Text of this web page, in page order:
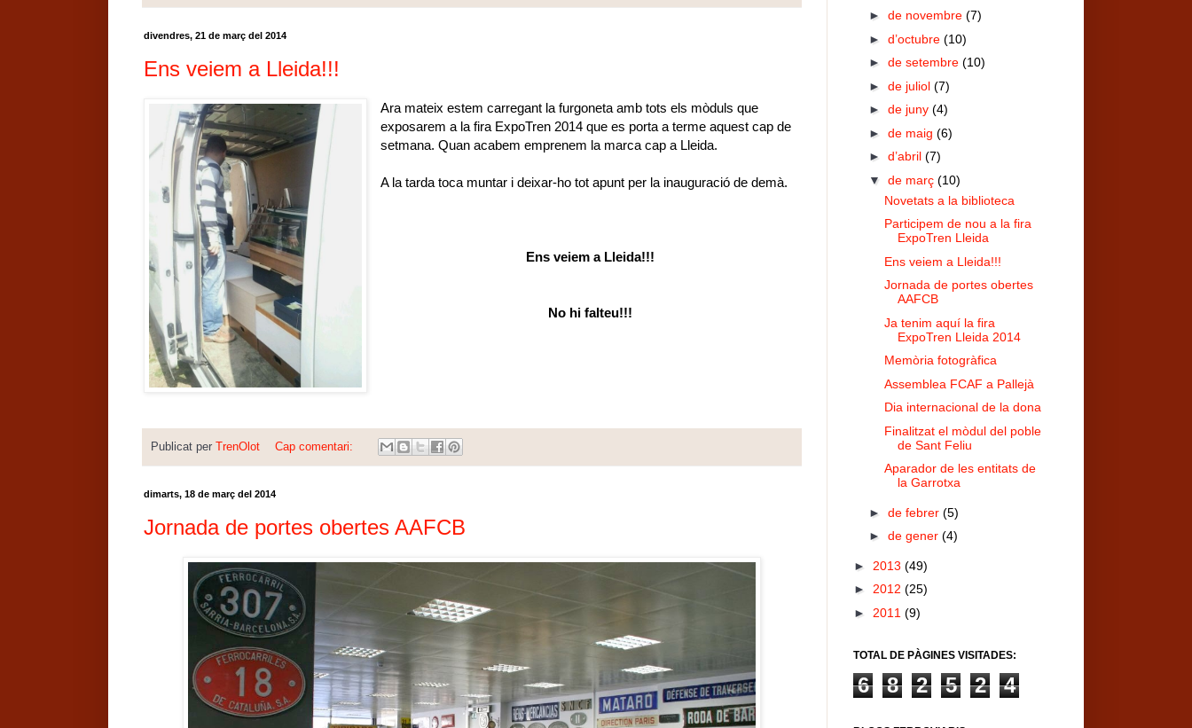
divendres, 21 de març del 2014
Ens veiem a Lleida!!!
Ara mateix estem carregant la furgoneta amb tots els mòduls que
exposarem a la fira ExpoTren 2014 que es porta a terme aquest cap de
setmana. Quan acabem emprenem la marca cap a Lleida.
A la tarda toca muntar i deixar-ho tot apunt per la inauguració de demà.
Ens veiem a Lleida!!!
No hi falteu!!!
Publicat per TrenOlot Cap comentari:
dimarts, 18 de març del 2014
Jornada de portes obertes AAFCB
► de novembre (7)
► d’octubre (10)
► de setembre (10)
► de juliol (7)
► de juny (4)
► de maig (6)
► d’abril (7)
▼ de març (10)
Novetats a la biblioteca
Participem de nou a la fira
ExpoTren Lleida
Ens veiem a Lleida!!!
Jornada de portes obertes
AAFCB
Ja tenim aquí la fira
ExpoTren Lleida 2014
Memòria fotogràfica
Assemblea FCAF a Pallejà
Dia internacional de la dona
Finalitzat el mòdul del poble
de Sant Feliu
Aparador de les entitats de
la Garrotxa
► de febrer (5)
► de gener (4)
► 2013 (49)
► 2012 (25)
► 2011 (9)
TOTAL DE PÀGINES VISITADES:
6 8 2 5 2 4